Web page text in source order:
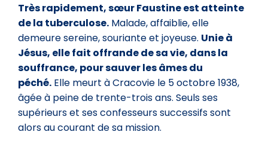
Très rapidement, sœur Faustine est atteinte
de la tuberculose. Malade, affaiblie, elle
demeure sereine, souriante et joyeuse. Unie à
Jésus, elle fait offrande de sa vie, dans la
souffrance, pour sauver les âmes du
péché. Elle meurt à Cracovie le 5 octobre 1938,
âgée à peine de trente-trois ans. Seuls ses
supérieurs et ses confesseurs successifs sont
alors au courant de sa mission.